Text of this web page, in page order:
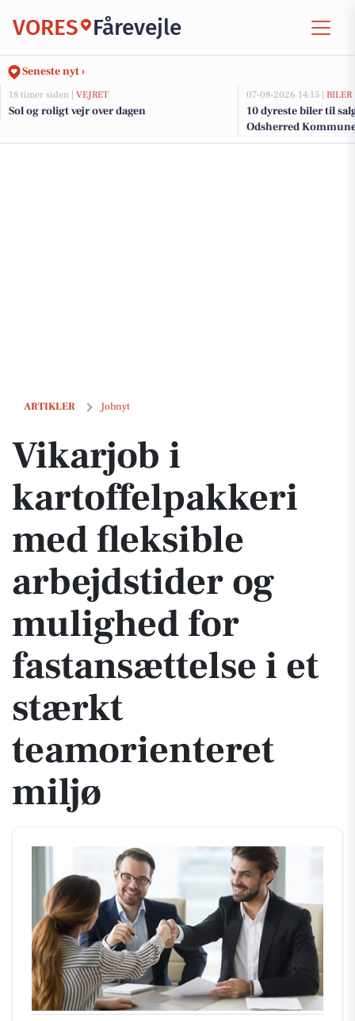
VORES Fårevejle
Seneste nyt ›
18 timer siden | VEJRET
Sol og roligt vejr over dagen
07-08-2026 14:15 | BILER
10 dyreste biler til
Odsherred
ARTIKLER Jobnyt
Vikarjob i kartoffelpakkeri med fleksible arbejdstider og mulighed
Vikarjob i
kartoffelpakkeri
med fleksible
arbejdstider og
mulighed for
fastansættelse i et
stærkt
teamorienteret
miljø